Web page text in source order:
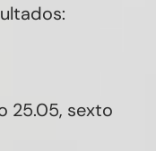
25.05, sexto